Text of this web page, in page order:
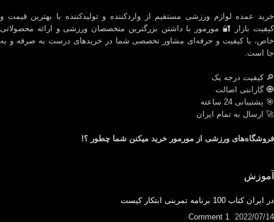
خرید عمده لوازم ورزشی مستقیم از واردکننده و تولیدکننده با بهترین قیمت و
کیفیت بازار 🔐 مورمور با داشتن بزرگترین متخصصان ورزشی و ارائه محصولاتی
خاص، با کیفیت و حرفه‌ای مشاور تخصصی شما در خریدهای درست به صرفه و به
جا است.
🔎 کیفیت درجه یک
🧿 گارانتی اصالت
🎯 پشتیبانی 24 ساعته
🚀 ارسال به تمام ایران
فروشگاه‌های ورزشی از مورمور خرید میکنن شما چطور ؟!
آموزش
در ایران کتاب 100 برنامه تمرینی ابتکار کیست
2022/07/14
1 Comment